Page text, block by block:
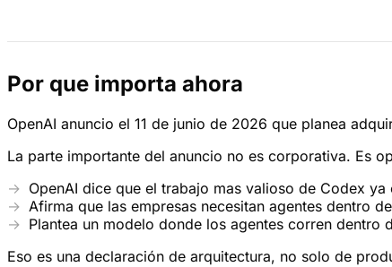
Por que importa ahora
OpenAI anuncio el 11 de junio de 2026 que planea
La parte importante del anuncio no es corporativa. Es
OpenAI dice que el trabajo mas valioso de Codex
Afirma que las empresas necesitan agentes dentro
Plantea un modelo donde los agentes corren
Eso es una declaración de arquitectura, no solo de